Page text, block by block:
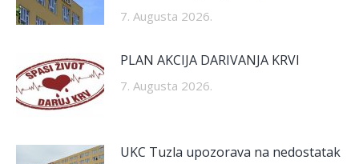
7. Augusta 2026.
PLAN AKCIJA DARIVANJA KRVI
7. Augusta 2026.
UKC Tuzla upozorava na nedostatak